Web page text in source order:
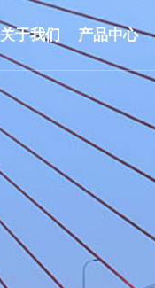
关于我们 产品中心